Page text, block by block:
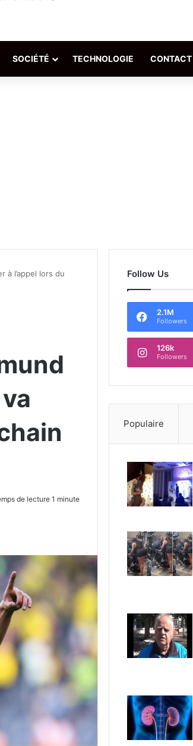
SOCIÉTÉ TECHNOLOGIE CONTACT
à l’appel lors du
de lecture 1 minute
Follow Us
2.1M
Followers
126k
Followers
Populaire